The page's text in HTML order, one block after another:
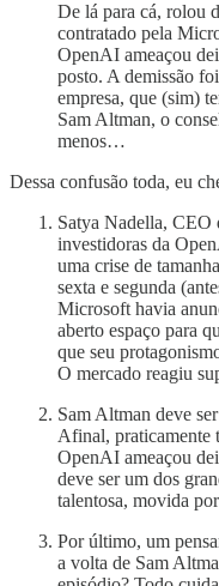
De lá para cá, rolou
contratado pela
OpenAI ameaçou
posto. A demissão
empresa, que (sim)
Sam Altman, o
menos…
Dessa confusão toda, eu
Satya Nadella, CEO
investidoras da
uma crise de
sexta e segunda
Microsoft havia
aberto espaço para
que seu
O mercado reagiu
Sam Altman deve
Afinal, praticamente
OpenAI ameaçou
deve ser um dos
talentosa, movida
Por último, um
a volta de Sam